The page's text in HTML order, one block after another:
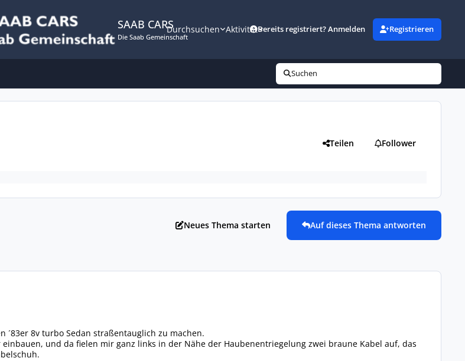
SAAB CARS
Die Saab Gemeinschaft
Durchsuchen AktivitätBereits registriert? Anmelden Registrieren
Suchen
Teilen Follower
Neues Thema starten Auf dieses Thema antworten
´83er 8v turbo Sedan straßentauglich zu machen.
und da fielen mir ganz links in der Nähe der Haubenentriegelung zwei braune Kabel auf, das